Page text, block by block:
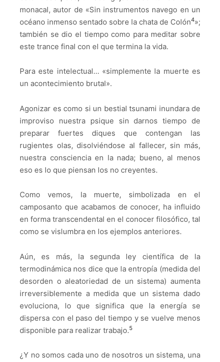
monacal, autor de «Sin instrumentos navego en un
océano inmenso sentado sobre la chata de Colón4»;
también se dio el tiempo como para meditar sobre
este trance final con el que termina la vida.
Para este intelectual… «simplemente la muerte es
un acontecimiento brutal».
Agonizar es como si un bestial tsunami inundara de
improviso nuestra psique sin darnos tiempo de
preparar fuertes diques que contengan las
rugientes olas, disolviéndose al fallecer, sin más,
nuestra consciencia en la nada; bueno, al menos
eso es lo que piensan los no creyentes.
Como vemos, la muerte, simbolizada en el
camposanto que acabamos de conocer, ha influido
en forma transcendental en el conocer filosófico, tal
como se vislumbra en los ejemplos anteriores.
Aún, es más, la segunda ley científica de la
termodinámica nos dice que la entropía (medida del
desorden o aleatoriedad de un sistema) aumenta
irreversiblemente a medida que un sistema dado
evoluciona, lo que significa que la energía se
dispersa con el paso del tiempo y se vuelve menos
disponible para realizar trabajo.5
¿Y no somos cada uno de nosotros un sistema, una